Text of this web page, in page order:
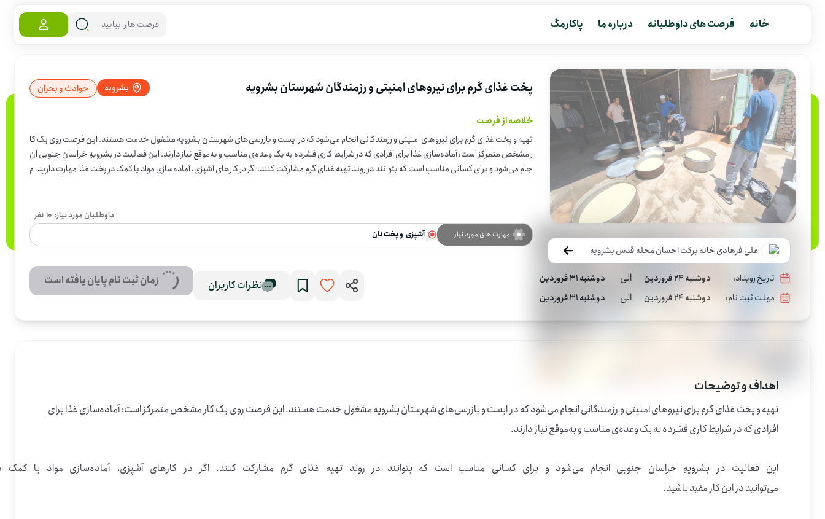
خانه فرصت های داوطلبانه درباره ما پاکارمگ
علی فرهادی خانه برکت احسان محله قدس بشرویه
پخت غذای گرم برای نیروهای امنیتی و رزمندگان شهرستان بشرویه بشرویه حوادث و بحران
خلاصه از فرصت
تهیه و پخت غذای گرم برای نیروهای امنیتی و رزمندگانی انجام می‌شود که در ایست و بازرسی‌های شهرستان بشرویه مشغول خدمت هستند. این فرصت روی یک کا
ر مشخص متمرکز است: آماده‌سازی غذا برای افرادی که در شرایط کاری فشرده به یک وعده‌ی مناسب و به‌موقع نیاز دارند. این فعالیت در بشرویهِ خراسان جنوبی ان
جام می‌شود و برای کسانی مناسب است که بتوانند در روند تهیه غذای گرم مشارکت کنند. اگر در کارهای آشپزی، آماده‌سازی مواد یا کمک در پخت غذا مهارت دارید، م
داوطلبان مورد نیاز: 10 نفر
مهارت های مورد نیاز
آشپزی  و پخت نان
تاریخ رویداد: دوشنبه 24 فروردین الی
دوشنبه 31 فروردین
مهلت ثبت نام:
دوشنبه 24 فروردین الی دوشنبه 31 فروردین
نظرات کاربران زمان ثبت نام پایان یافته است
اهداف و توضیحات
تهیه و پخت غذای گرم برای نیروهای امنیتی و رزمندگانی انجام می‌شود که در ایست و بازرسی‌های شهرستان بشرویه مشغول خدمت هستند. این فرصت روی یک کار مشخص متمرکز است: آماده‌سازی غذا برای
این فعالیت در بشرویهِ خراسان جنوبی انجام می‌شود و برای کسانی مناسب است که